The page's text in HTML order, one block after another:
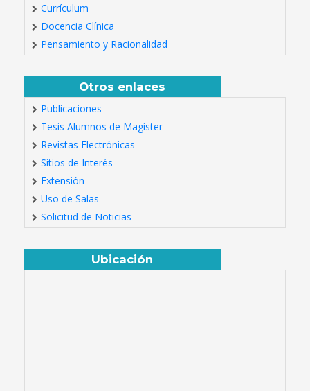
Currículum
Docencia Clínica
Pensamiento y Racionalidad
Otros enlaces
Publicaciones
Tesis Alumnos de Magíster
Revistas Electrónicas
Sitios de Interés
Extensión
Uso de Salas
Solicitud de Noticias
Ubicación